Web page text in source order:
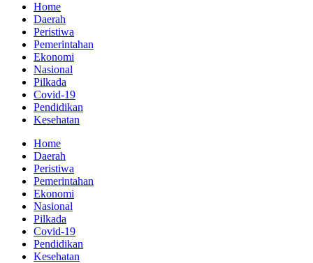
Home
Daerah
Peristiwa
Pemerintahan
Ekonomi
Nasional
Pilkada
Covid-19
Pendidikan
Kesehatan
Home
Daerah
Peristiwa
Pemerintahan
Ekonomi
Nasional
Pilkada
Covid-19
Pendidikan
Kesehatan